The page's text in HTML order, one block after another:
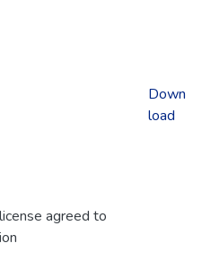
agreed to
Down
load